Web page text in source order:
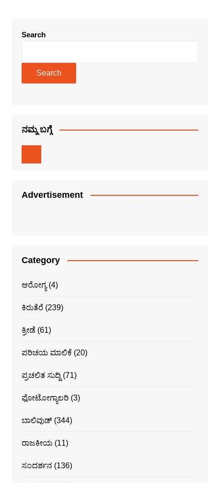
Search
Search
ನಮ್ಮ ಬಗ್ಗೆ
Advertisement
Category
ಆರೋಗ್ಯ(4)
ಕಿರುತೆರೆ(239)
ಕ್ರೀಡೆ(61)
ಪರಿಚಯ ಮಾಲಿಕೆ(20)
ಪ್ರಚಲಿತ ಸುದ್ದಿ (71)
ಫೋಟೋಗ್ಯಾಲರಿ(3)
ಬಾಲಿವುಡ್(344)
ರಾಜಕೀಯ(11)
ಸಂದರ್ಶನ (136)